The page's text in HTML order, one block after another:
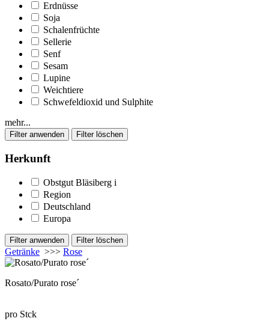
Erdnüsse
Soja
Schalenfrüchte
Sellerie
Senf
Sesam
Lupine
Weichtiere
Schwefeldioxid und Sulphite
mehr...
Herkunft
Obstgut Bläsiberg i
Region
Deutschland
Europa
Getränke >>> Rose
Rosato/Purato rose´
pro Stck